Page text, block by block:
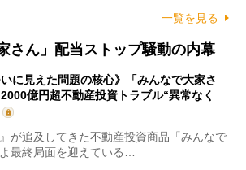
一覧を見る
さん」配当ストップ騒動の内幕
いに見えた問題の核心》「みんなで大家さ
億円超不動産投資トラブル“異常なく
が追及してきた不動産投資商品「みんなで
最終局面を迎えている…